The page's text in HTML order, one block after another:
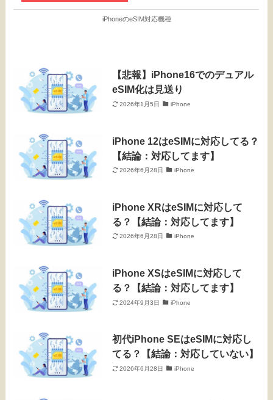
iPhoneのeSIM対応機種
【悲報】iPhone16でのデュアル
eSIM化は見送り
2026年1月5日 iPhone
iPhone 12はeSIMに対応してる？
【結論：対応してます】
2026年6月28日 iPhone
iPhone XRはeSIMに対応して
る？【結論：対応してます】
2026年6月28日 iPhone
iPhone XSはeSIMに対応して
る？【結論：対応してます】
2024年9月3日 iPhone
初代iPhone SEはeSIMに対応し
てる？【結論：対応していない】
2026年6月28日 iPhone